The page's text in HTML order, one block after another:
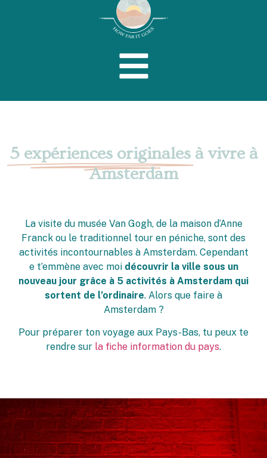
5 expériences originales à vivre à
Amsterdam
La visite du musée Van Gogh, de la maison d’Anne
Franck ou le traditionnel tour en péniche, sont des
activités incontournables à Amsterdam. Cependant
e t’emmène avec moi découvrir la ville sous un
nouveau jour grâce à 5 activités à Amsterdam qui
sortent de l’ordinaire. Alors que faire à
Amsterdam ?
Pour préparer ton voyage aux Pays-Bas, tu peux te
rendre sur la fiche information du pays.